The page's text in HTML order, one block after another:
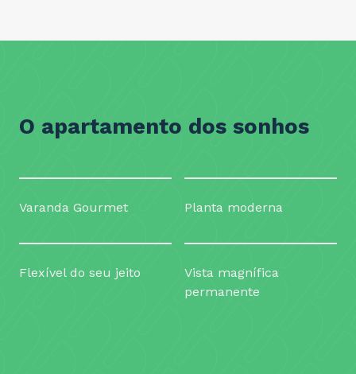
O apartamento dos sonhos
Varanda Gourmet Planta moderna
Flexível do seu jeito
Vista magnífica
permanente